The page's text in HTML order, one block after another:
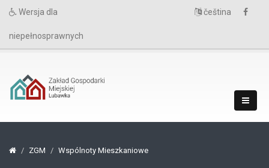
Wersja dla
niepełnosprawnych
čeština
ZGM Wspólnoty Mieszkaniowe